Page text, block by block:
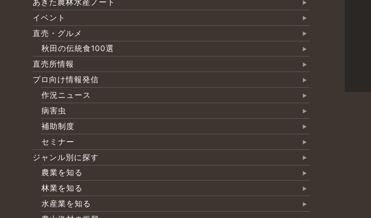
あきた農林水産ノート
イベント
直売・グルメ
秋田の伝統食100選
直売所情報
プロ向け情報発信
作況ニュース
病害虫
補助制度
セミナー
ジャンル別に探す
農業を知る
林業を知る
水産業を知る